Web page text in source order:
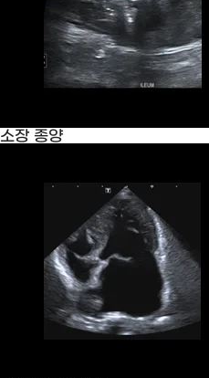
소장 종양